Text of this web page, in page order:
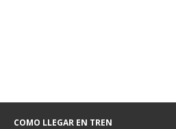
COMO LLEGAR EN TREN